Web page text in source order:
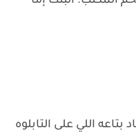
اللي على التابلوه